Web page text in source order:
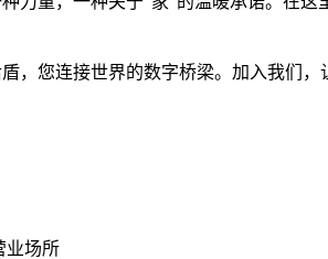
，您连接世界的数字桥梁。加入我们
业场所